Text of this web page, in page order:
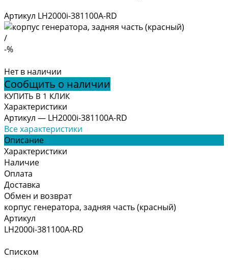
Артикул LH2000i-381100A-RD
/
-%
Нет в наличии
Сообщить о наличии
КУПИТЬ В 1 КЛИК
Характеристики
Артикул — LH2000i-381100A-RD
Все характеристики
Описание
Характеристики
Наличие
Оплата
Доставка
Обмен и возврат
корпус генератора, задняя часть (красный)
Артикул
LH2000i-381100A-RD
Списком